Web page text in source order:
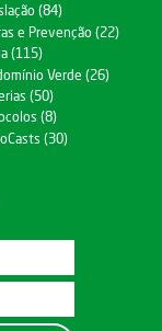
(84)
e Prevenção (22)
(115)
Verde (26)
(50)
(8)
(30)